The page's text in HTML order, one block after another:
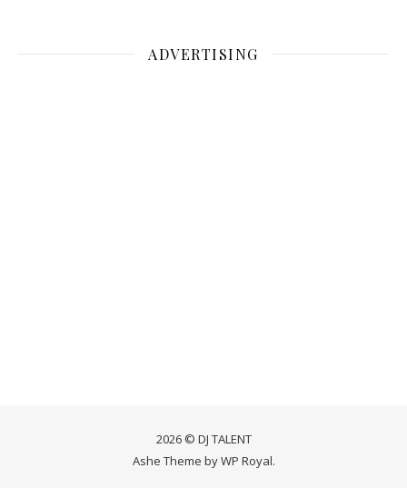
ADVERTISING
2026 © DJ TALENT
Ashe Theme byWP Royal.